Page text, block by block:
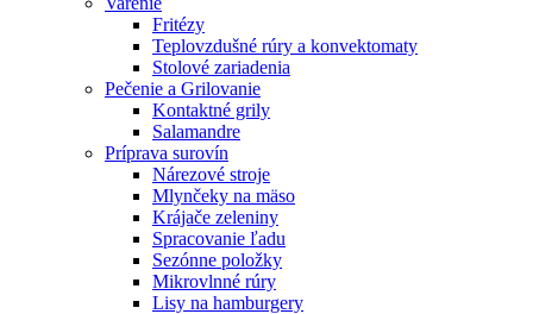
Fritézy
Teplovzdušné rúry a konvektomaty
Stolové zariadenia
Pečenie a Grilovanie
Kontaktné grily
Salamandre
Príprava surovín
Nárezové stroje
Mlynčeky na mäso
Krájače zeleniny
Spracovanie ľadu
Sezónne položky
Mikrovlnné rúry
Lisy na hamburgery